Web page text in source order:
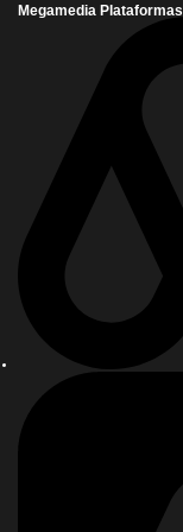
Megamedia Plataformas